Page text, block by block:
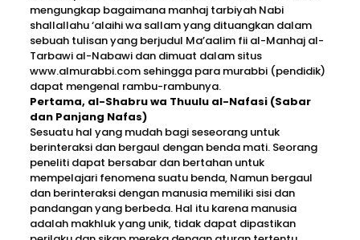
mengungkap bagaimana manhaj tarbiyah Nabi
shallallahu ‘alaihi wa sallam yang dituangkan dalam
sebuah tulisan yang berjudul Ma’aalim fii al-Manhaj al-
Tarbawi al-Nabawi dan dimuat dalam situs
www.almurabbi.com sehingga para murabbi (pendidik)
dapat mengenal rambu-rambunya.
Pertama, al-Shabru wa Thuulu al-Nafasi (Sabar
dan Panjang Nafas)
Sesuatu hal yang mudah bagi seseorang untuk
berinteraksi dan bergaul dengan benda mati. Seorang
peneliti dapat bersabar dan bertahan untuk
mempelajari fenomena suatu benda, Namun bergaul
dan berinteraksi dengan manusia memiliki sisi dan
pandangan yang berbeda. Hal itu karena manusia
adalah makhluk yang unik, tidak dapat dipastikan